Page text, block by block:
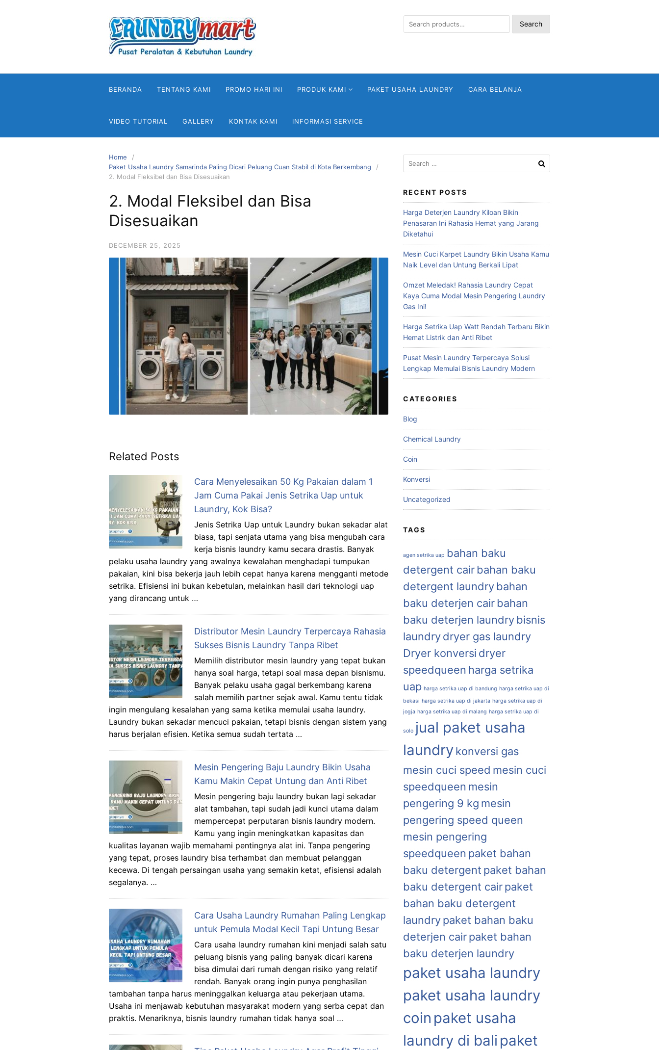
Search
for:
Search
BERANDA TENTANG KAMI PROMO HARI INI PRODUK KAMI PAKET USAHA LAUNDRY CARA BELANJA
VIDEO TUTORIAL GALLERY KONTAK KAMI INFORMASI SERVICE
Home
Paket Usaha Laundry Samarinda Paling Dicari Peluang Cuan Stabil di Kota Berkembang
2. Modal Fleksibel dan Bisa Disesuaikan
2. Modal Fleksibel dan Bisa
Disesuaikan
DECEMBER 25, 2025
Related Posts
Cara Menyelesaikan 50 Kg Pakaian dalam 1
Jam Cuma Pakai Jenis Setrika Uap untuk
Laundry, Kok Bisa?
Jenis Setrika Uap untuk Laundry bukan sekadar alat
biasa, tapi senjata utama yang bisa mengubah cara
kerja bisnis laundry kamu secara drastis. Banyak
pelaku usaha laundry yang awalnya kewalahan menghadapi tumpukan
pakaian, kini bisa bekerja jauh lebih cepat hanya karena mengganti metode
setrika. Efisiensi ini bukan kebetulan, melainkan hasil dari teknologi uap
yang dirancang untuk …
Distributor Mesin Laundry Terpercaya Rahasia
Sukses Bisnis Laundry Tanpa Ribet
Memilih distributor mesin laundry yang tepat bukan
hanya soal harga, tetapi soal masa depan bisnismu.
Banyak pelaku usaha gagal berkembang karena
salah memilih partner sejak awal. Kamu tentu tidak
ingin mengulang kesalahan yang sama ketika memulai usaha laundry.
Laundry bukan sekadar mencuci pakaian, tetapi bisnis dengan sistem yang
harus berjalan efisien. Ketika semua sudah tertata …
Mesin Pengering Baju Laundry Bikin Usaha
Kamu Makin Cepat Untung dan Anti Ribet
Mesin pengering baju laundry bukan lagi sekadar
alat tambahan, tapi sudah jadi kunci utama dalam
mempercepat perputaran bisnis laundry modern.
Kamu yang ingin meningkatkan kapasitas dan
kualitas layanan wajib memahami pentingnya alat ini. Tanpa pengering
yang tepat, proses laundry bisa terhambat dan membuat pelanggan
kecewa. Di tengah persaingan usaha yang semakin ketat, efisiensi adalah
segalanya. …
Cara Usaha Laundry Rumahan Paling Lengkap
untuk Pemula Modal Kecil Tapi Untung Besar
Cara usaha laundry rumahan kini menjadi salah satu
peluang bisnis yang paling banyak dicari karena
bisa dimulai dari rumah dengan risiko yang relatif
rendah. Banyak orang ingin punya penghasilan
tambahan tanpa harus meninggalkan keluarga atau pekerjaan utama.
Usaha ini menjawab kebutuhan masyarakat modern yang serba cepat dan
praktis. Menariknya, bisnis laundry rumahan tidak hanya soal …
Search
for:
RECENT POSTS
Harga Deterjen Laundry Kiloan Bikin
Penasaran Ini Rahasia Hemat yang Jarang
Diketahui
Mesin Cuci Karpet Laundry Bikin Usaha Kamu
Naik Level dan Untung Berkali Lipat
Omzet Meledak! Rahasia Laundry Cepat
Kaya Cuma Modal Mesin Pengering Laundry
Gas Ini!
Harga Setrika Uap Watt Rendah Terbaru Bikin
Hemat Listrik dan Anti Ribet
Pusat Mesin Laundry Terpercaya Solusi
Lengkap Memulai Bisnis Laundry Modern
CATEGORIES
Blog
Chemical Laundry
Coin
Konversi
Uncategorized
TAGS
agen setrika uap bahan baku
detergent cair bahan baku
detergent laundry bahan
baku deterjen cair bahan
baku deterjen laundry bisnis
laundrydryer gas laundry
Dryer konversi dryer
speedqueen harga setrika
uap harga setrika uap di bandung harga setrika uap di
bekasi harga setrika uap di jakarta harga setrika uap di
jogja harga setrika uap di malang harga setrika uap di
solo jual paket usaha
laundrykonversi gas
mesin cuci speed mesin cuci
speedqueen mesin
pengering 9 kg mesin
pengering speed queen
mesin pengering
speedqueen paket bahan
baku detergent paket bahan
baku detergent cairpaket
bahan baku detergent
laundrypaket bahan baku
deterjen cairpaket bahan
baku deterjen laundry
paket usaha laundry
paket usaha laundry
coin paket usaha
laundry di bali paket